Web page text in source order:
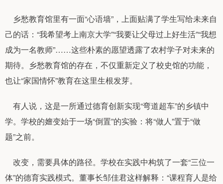
乡愁教育馆里有一面“心语墙”，上面贴满了学生写给未来自
己的话：“我希望考上南京大学”“我要让父母过上好生活”“我想
成为一名教师”……这些朴素的愿望透露了农村学子对未来的
期待。乡愁教育馆的存在，不仅重新定义了校史馆的功能，
也让“家国情怀”教育在这里生根发芽。
有人说，这是一所通过德育创新实现“弯道超车”的乡镇中
学。学校的嬗变始于一场“倒置”的实验：将“做人”置于“做
题”之前。
改变，需要具体的路径。学校在实践中构筑了一套“三位一
体”的德育实践模式。董事长邹佳君这样解释：“课程育人是给